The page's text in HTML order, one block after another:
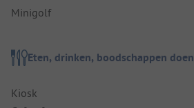
Minigolf
Eten, drinken, boodschappen doen
Kiosk